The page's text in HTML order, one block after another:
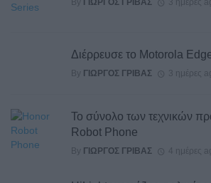
By ΓΙΏΡΓΟΣ ΓΡΊΒΑΣ 3 ημέρες
Διέρρευσε το Motorola
By ΓΙΏΡΓΟΣ ΓΡΊΒΑΣ 3 ημέρες
Το σύνολο των τεχνικών
Robot Phone
By ΓΙΏΡΓΟΣ ΓΡΊΒΑΣ 4 ημέρες